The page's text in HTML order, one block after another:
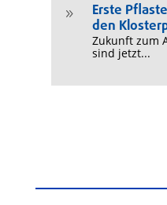
9
Erste
den
Zukunft zum
sind jetzt...